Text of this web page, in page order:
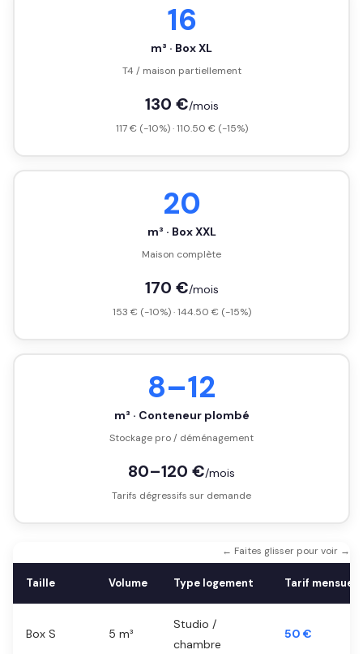
16
m³ · Box XL
T4 / maison partiellement
130 €/mois
117 € (-10%) · 110.50 € (-15%)
20
m³ · Box XXL
Maison complète
170 €/mois
153 € (-10%) · 144.50 € (-15%)
8–12
m³ · Conteneur plombé
Stockage pro / déménagement
80–120 €/mois
Tarifs dégressifs sur demande
← Faites glisser pour voir →
Taille Volume Type logement Tarif mensuel
Box S 5 m³
Studio /
chambre
50 €